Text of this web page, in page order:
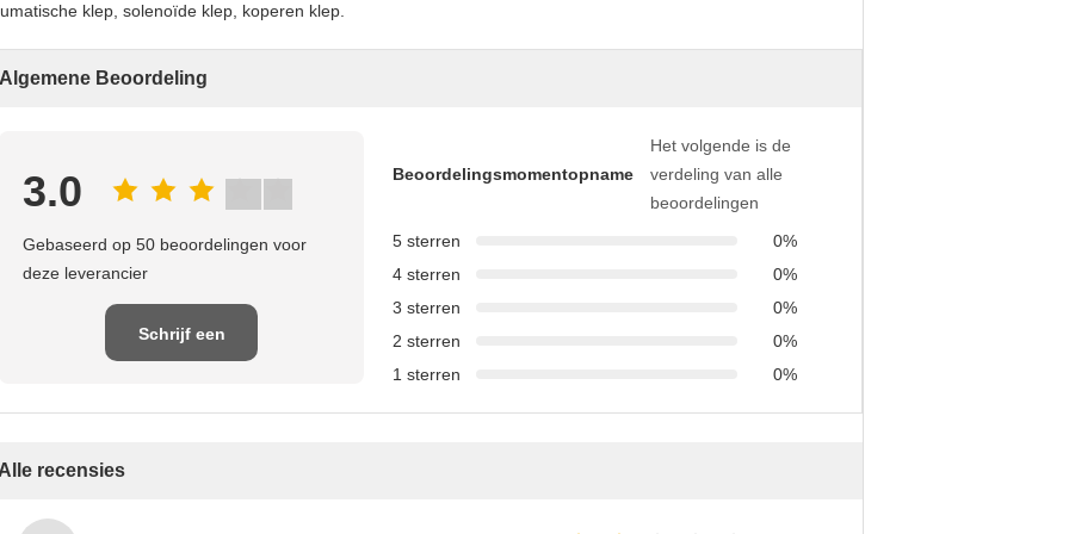
klep, solenoïde klep, koperen klep.
Algemene Beoordeling
3.0
Gebaseerd op 50 beoordelingen voor
deze leverancier
Schrijf een
Beoordelingsmomentopname
Het volgende is de
verdeling van alle
beoordelingen
5 sterren
0%
4 sterren
0%
3 sterren
0%
2 sterren
0%
1 sterren
0%
recensies